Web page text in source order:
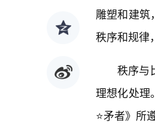
雕塑和建筑
秩序和规律
秩序与
理想化处理
⭐矛者》所